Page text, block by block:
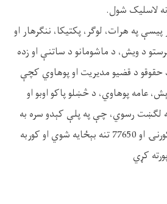
لاسلیک شول.
په هرات، لوگر، پکتیکا، ننگرهار او
د ویش، د ماشومانو د ساتنې او زده
حقوقو د قضیو مدیریت او پوهاوي کچې
عامه پوهاوي، د څښلو پاکو اوبو او
لګښت رسوي، چې په پلې کېدو سره به
یې 25714 راستنې شوې کورنۍ او 77650 تنه بېځایه شوي او کوربه
کړي